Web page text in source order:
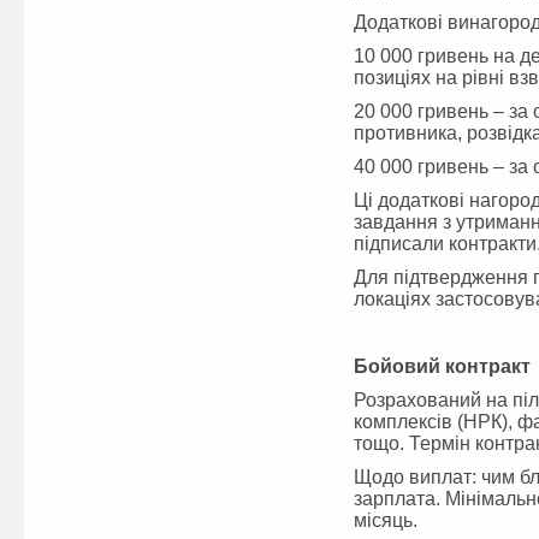
Додаткові
10 000 гривень на
позиціях на рівні
20 000 гривень –
противника,
40 000 гривень – за
Ці додаткові
завдання з
підписали
Для підтвердження
локаціях
Бойовий контракт
Розрахований на
комплексів (НРК),
тощо. Термін
Щодо виплат: чим
зарплата.
місяць.